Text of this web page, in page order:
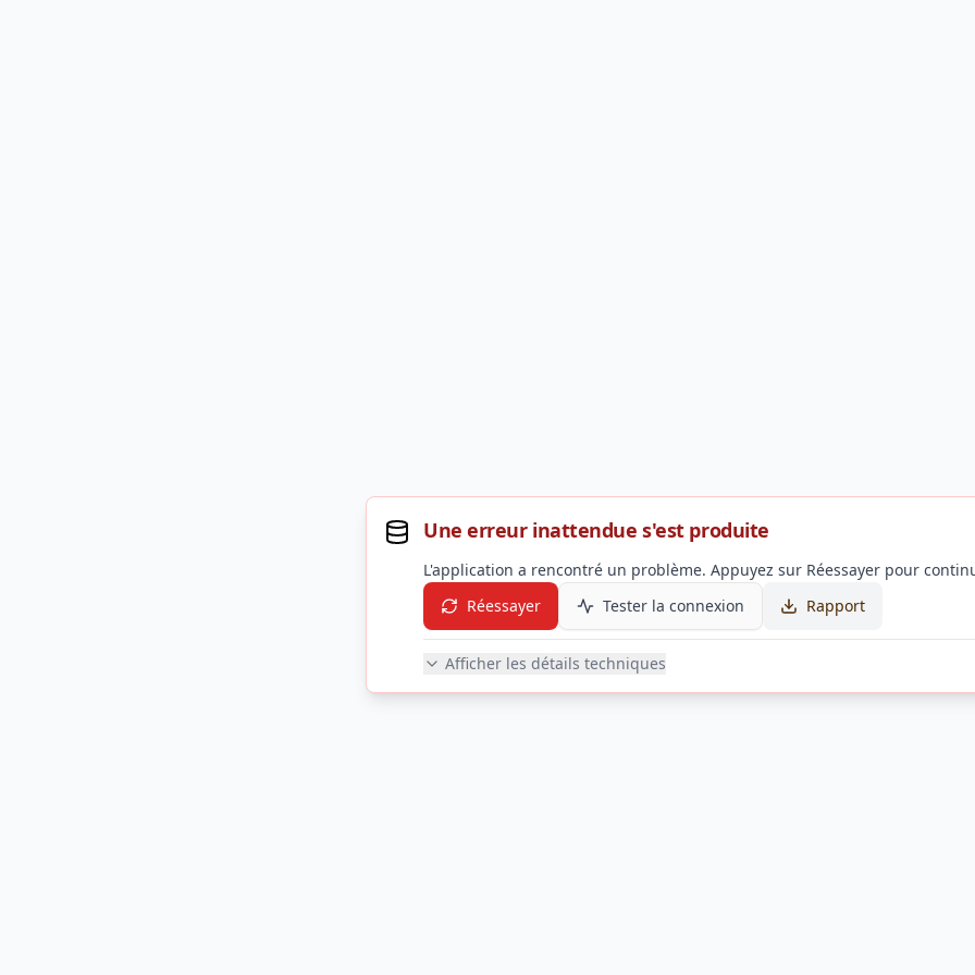
Une erreur inattendue s'est produite
L'application a rencontré un problème. Appuyez sur Réessayer pour
Réessayer
Tester la connexion Rapport
Afficher les détails techniques